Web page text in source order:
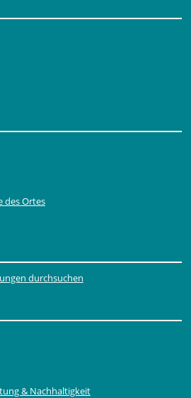
des Ortes
durchsuchen
& Nachhaltigkeit